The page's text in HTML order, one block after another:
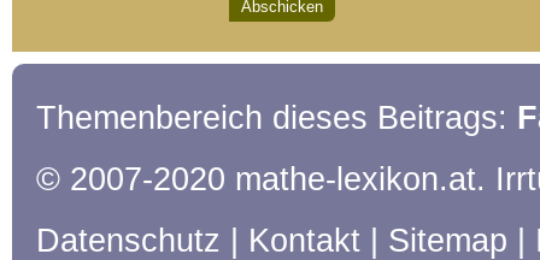
Themenbereich dieses Beitrags:
© 2007-2020 mathe-lexikon.at.
Datenschutz
Kontakt Sitemap